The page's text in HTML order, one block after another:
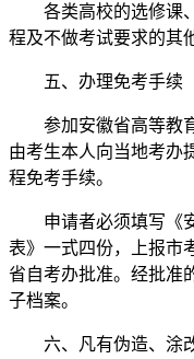
各类高校的选修课、
程及不做考试要求的其
五、办理免考手续
参加安徽省高等教育
由考生本人向当地考办
程免考手续。
申请者必须填写《安
表》一式四份，上报市
省自考办批准。经批准
子档案。
六、凡有伪造、涂改